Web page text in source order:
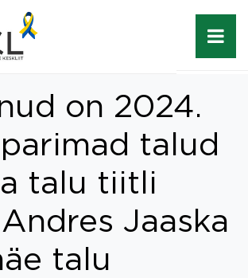
on 2024.
talud
talu tiitli
Jaaska
talu